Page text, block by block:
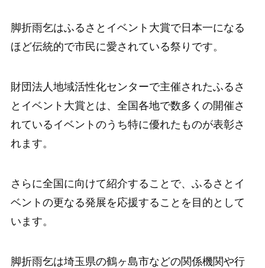
脚折雨乞はふるさとイベント大賞で日本一になる
ほど伝統的で市民に愛されている祭りです。
財団法人地域活性化センターで主催されたふるさ
とイベント大賞とは、全国各地で数多くの開催さ
れているイベントのうち特に優れたものが表彰さ
れます。
さらに全国に向けて紹介することで、ふるさとイ
ベントの更なる発展を応援することを目的として
います。
脚折雨乞は埼玉県の鶴ヶ島市などの関係機関や行